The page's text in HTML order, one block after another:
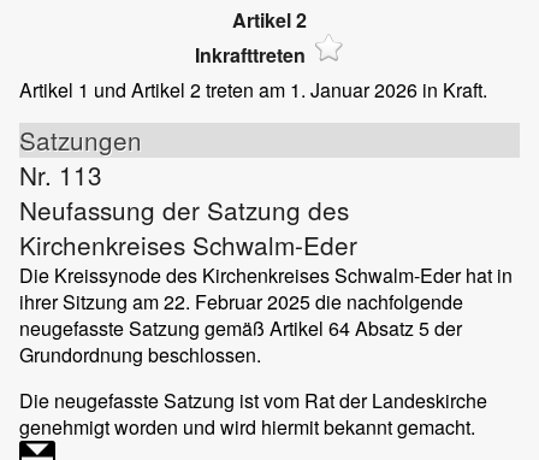
Artikel 2
Inkrafttreten
Artikel 1 und Artikel 2 treten am 1. Januar 2026 in Kraft.
Satzungen
Nr. 113
Neufassung der Satzung des
Kirchenkreises Schwalm-Eder
Die Kreissynode des Kirchenkreises Schwalm-Eder hat in
ihrer Sitzung am 22. Februar 2025 die nachfolgende
neugefasste Satzung gemäß Artikel 64 Absatz 5 der
Grundordnung beschlossen.
Die neugefasste Satzung ist vom Rat der Landeskirche
genehmigt worden und wird hiermit bekannt gemacht.